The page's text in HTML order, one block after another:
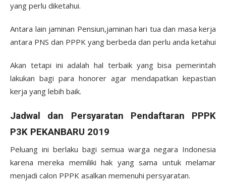
yang perlu diketahui.
Antara lain jaminan Pensiun,jaminan hari tua dan masa kerja
antara PNS dan PPPK yang berbeda dan perlu anda ketahui
Akan tetapi ini adalah hal terbaik yang bisa pemerintah
lakukan bagi para honorer agar mendapatkan kepastian
kerja yang lebih baik.
Jadwal dan Persyaratan Pendaftaran PPPK
P3K PEKANBARU 2019
Peluang ini berlaku bagi semua warga negara Indonesia
karena mereka memiliki hak yang sama untuk melamar
menjadi calon PPPK asalkan memenuhi persyaratan.